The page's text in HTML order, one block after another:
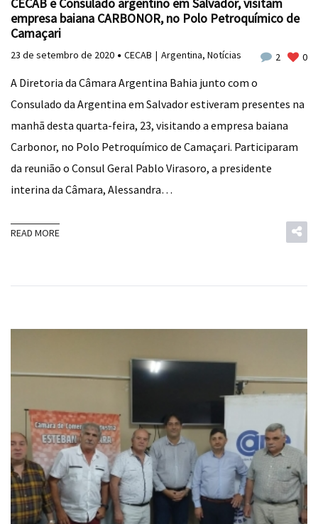
empresa baiana CARBONOR, no Polo Petroquímico de
Camaçari
23 de setembro de 2020 CECAB Argentina, Notícias 2 0
A Diretoria da Câmara Argentina Bahia junto com o
Consulado da Argentina em Salvador estiveram presentes na
manhã desta quarta-feira, 23, visitando a empresa baiana
Carbonor, no Polo Petroquímico de Camaçari. Participaram
da reunião o Consul Geral Pablo Virasoro, a presidente
interina da Câmara, Alessandra…
READ MORE